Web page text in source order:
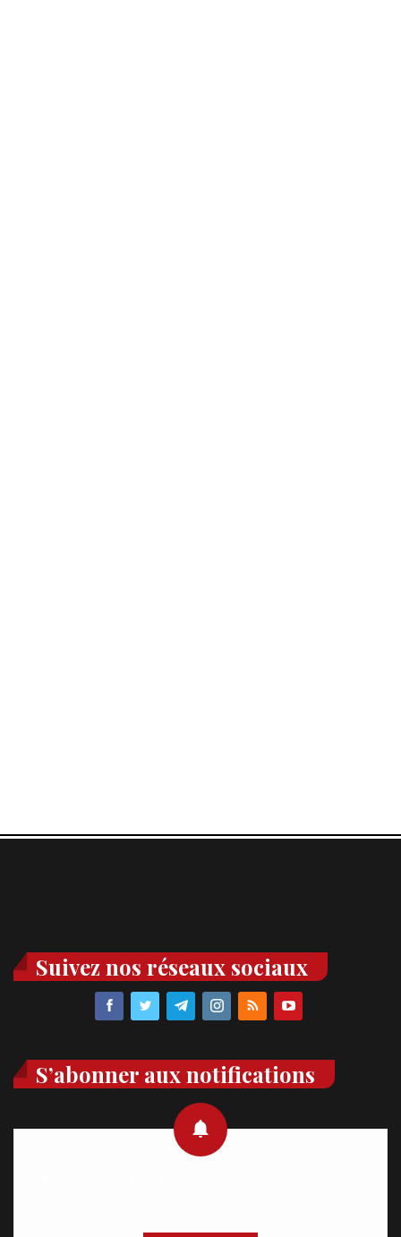
Suivez nos réseaux sociaux
S’abonner aux notifications